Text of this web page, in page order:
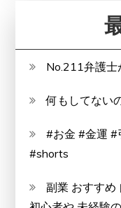
No.211弁護士
何もしてない
#お金 #金運 #
#shorts
副業 おすすめ